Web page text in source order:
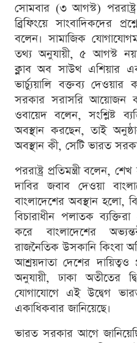
সোমবার (৩ আগস্ট)
ব্রিফিংয়ে সাংবাদিকদের
বলেন। সামাজিক
তথ্য অনুযায়ী, ৫ আগস্ট
ক্লাব অব সাউথ এশিয়ার
ভার্চ্যুয়ালি বক্তব্য দেওয়ার
সরকার সরাসরি আয়োজন
ওবায়েদ বলেন, সংশ্লিষ্ট
অবস্থান করছেন, তাই
অবস্থান কী, সেটি ভারত
পররাষ্ট্র প্রতিমন্ত্রী বলেন,
দাবির জবাব দেওয়া
বাংলাদেশের অবস্থান হলো,
বিচারাধীন পলাতক
করে বাংলাদেশের
রাজনৈতিক উসকানি কিংবা
আশ্রয়দাতা দেশের
অনুযায়ী, ঢাকা অতীতের
যোগাযোগে এই উদ্বেগ
একাধিকবার জানিয়েছে।
ভারত সরকার আগে